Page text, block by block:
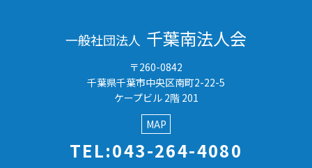
一般社団法人 千葉南法人会
〒260-0842
千葉県千葉市中央区南町2-22-5
ケープビル 2階 201
MAP
TEL:043-264-4080